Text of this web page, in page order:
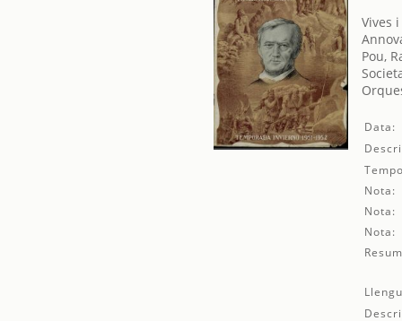
Vives
Pou,
Data:
Nota:
Nota:
Nota: